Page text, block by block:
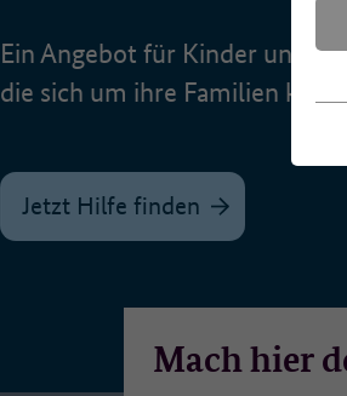
Ein Angebot für Kinder und
die sich um ihre Familien
Jetzt Hilfe finden
Mach hier